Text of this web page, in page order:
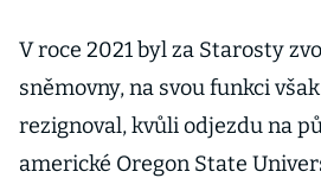
V roce 2021 byl za Starosty
sněmovny, na svou funkci
rezignoval, kvůli odjezdu na
americké Oregon State